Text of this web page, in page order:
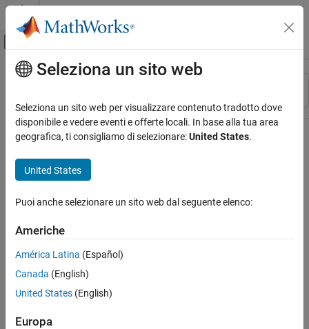
Vai al contenuto
Attiva/disattiva menu di navigazione
Risorsa
Stato
Contenuto principale
Seleziona un sito web
Seleziona un sito web per visualizzare contenuto tradotto dove
disponibile e vedere eventi e offerte locali. In base alla tua area
geografica, ti consigliamo di selezionare:United States.
United States
Puoi anche selezionare un sito web dal seguente elenco:
Americhe
América Latina (Español)
Canada (English)
United States (English)
Europa